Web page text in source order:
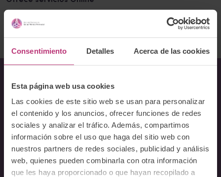
Consentimiento Detalles Acerca de las cookies
Esta página web usa cookies
Las cookies de este sitio web se usan para personalizar
el contenido y los anuncios, ofrecer funciones de redes
sociales y analizar el tráfico. Además, compartimos
información sobre el uso que haga del sitio web con
nuestros partners de redes sociales, publicidad y análisis
web, quienes pueden combinarla con otra información
que les haya proporcionado o que hayan recopilado a
Volver al listado
Acerca del Instituto
Equipo
Docentes
Preguntas frecuentes